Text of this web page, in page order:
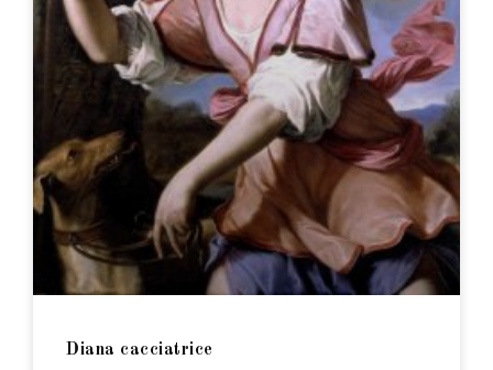
Diana cacciatrice